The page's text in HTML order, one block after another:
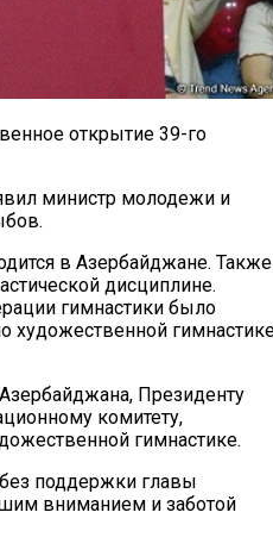
открытие 39-го
министр молодежи и
в Азербайджане.
дисциплине.
гимнастики было
художественной
Президенту
комитету,
гимнастике.
поддержки главы
вниманием и заботой